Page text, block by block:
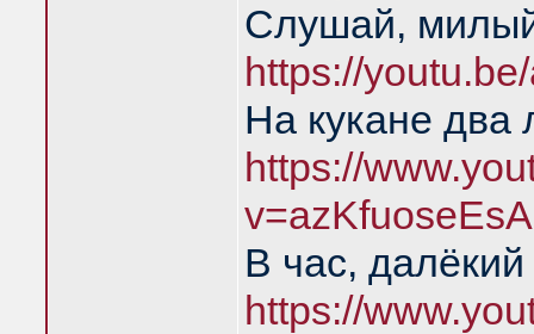
Слушай,
https://
На кукане два
https://
В час, далёкий
https://